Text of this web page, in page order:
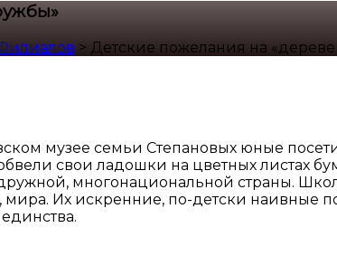
> Детские пожелания на
музее семьи Степановых юные
свои ладошки на цветных листах
многонациональной страны.
мира. Их искренние, по-детски наивные